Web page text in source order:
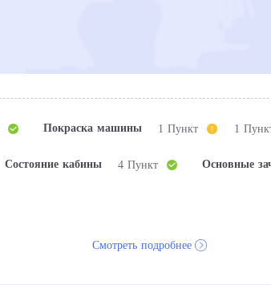
Покраска машины 1
1 Пункт
Состояние кабины 4 Пункт Основные
Смотреть подробнее